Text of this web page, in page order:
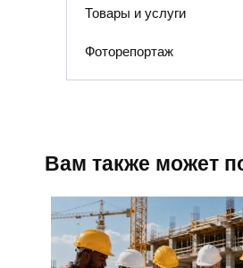
Товары и услуги
Фоторепортаж
Вам также может